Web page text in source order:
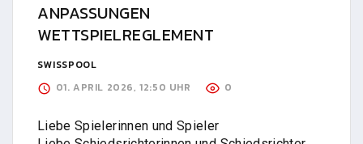
ANPASSUNGEN
WETTSPIELREGLEMENT
SWISSPOOL
01. APRIL 2026, 12:50 UHR
0
Liebe Spielerinnen und Spieler